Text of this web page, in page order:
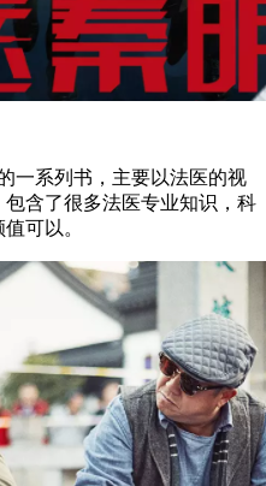
一系列书，主要以法医的视
含了很多法医专业知识，科
可以。